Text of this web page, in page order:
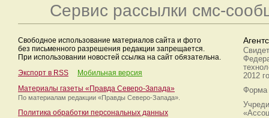
Сервис рассылки смс-
Свободное использование материалов сайта и фото
без письменного разрешения редакции запрещается.
При использовании новостей ссылка на сайт обязательна.
Экспорт в RSS
Мобильная версия
Материалы газеты «Правда Северо-Запада»
По материалам редакции «Правды Северо-Запада».
Политика обработки персональных данных
2012
Форма